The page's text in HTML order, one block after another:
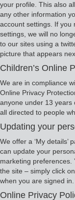
your profile. This also
any other information
account settings. If you
settings, we will no
to our sites using a
picture that appears
Children’s Online
We are in compliance
Online Privacy
anyone under 13 years
all directed to people
Updating your
We offer a ‘My details’
can update your
marketing preferences.
the site – simply click
when you are signed in.
Online Privacy